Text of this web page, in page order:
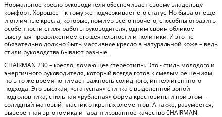
Нормальное кресло руководителя обеспечивает своему владельцу
комфорт. Хорошее – к тому же подчеркивает его статус. Но бывают еще
и отличные кресла, которые, помимо всего прочего, способны отразить
особенности стиля работы руководителя, одним своим обликом
выступая продолжением его деятельности и политики. И это не
обязательно должно быть массивное кресло в натуральной коже – ведь
стили руководства бывают разные.
CHAIRMAN 230 – кресло, ломающее стереотипы. Это - стиль молодого и
энергичного руководителя, который всегда готов к смелым решениям,
но в то же время понимает важность солидного, интеллигентного
подхода. Это высокая, «статусная» спинка с выделенной зоной
подголовника, стильная «рубленая» форма крестовины и при этом –
солидный матовый пластик открытых элементов. А также, разумеется,
выверенная эргономика и гарантированное качество CHAIRMAN.